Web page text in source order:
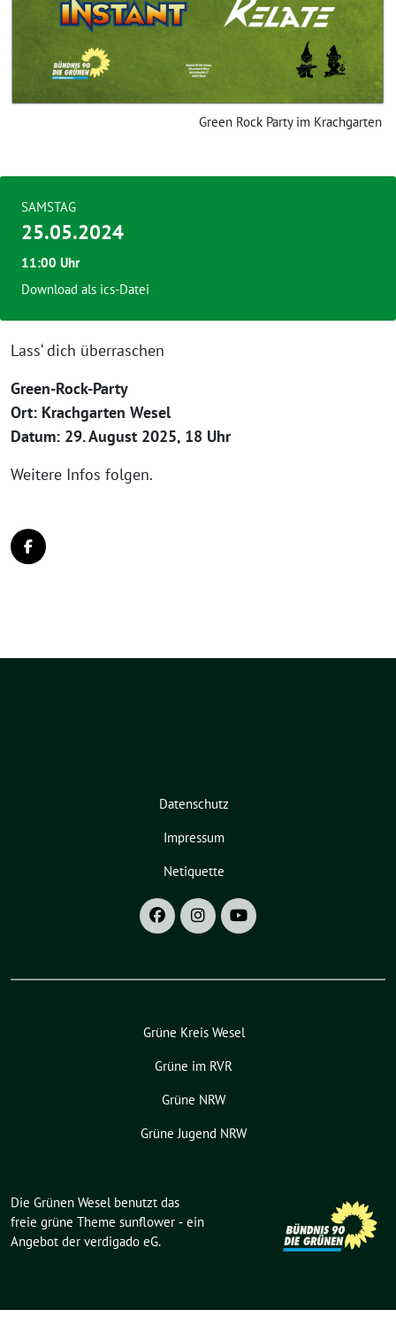
Green Rock Party im Krachgarten
Lass‘ dich überraschen
Green-Rock-Party
Ort: Krachgarten Wesel
Datum: 29. August 2025, 18 Uhr
Weitere Infos folgen.
SAMSTAG
25.05.2024
11:00 Uhr
Download als ics-Datei
Datenschutz
Impressum
Netiquette
Grüne Kreis Wesel
Grüne im RVR
Grüne NRW
Grüne Jugend NRW
Die Grünen Wesel benutzt das
freie grüne Theme sunflower ‐ ein
Angebot der verdigado eG.